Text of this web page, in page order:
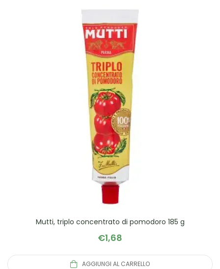
Mutti, triplo concentrato di pomodoro 185 g
€1,68
AGGIUNGI AL CARRELLO